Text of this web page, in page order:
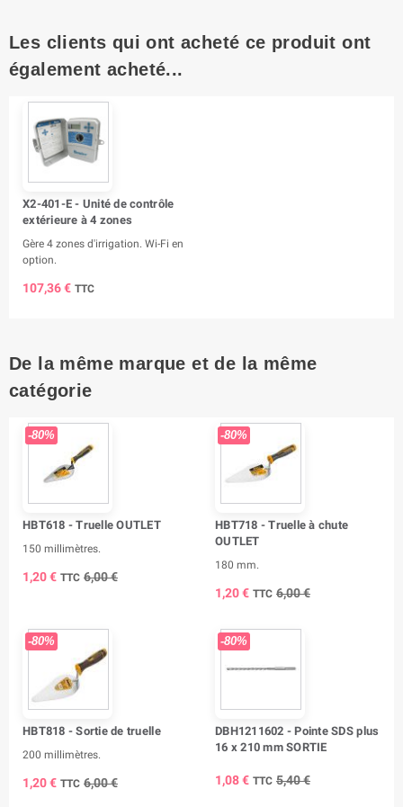
Les clients qui ont acheté ce produit ont
également acheté...
X2-401-E - Unité de contrôle
extérieure à 4 zones
Gère 4 zones d'irrigation. Wi-Fi en
option.
107,36 € TTC
De la même marque et de la même
catégorie
-80%
HBT618 - Truelle OUTLET
150 millimètres.
1,20 € TTC 6,00 €
-80%
HBT718 - Truelle à chute
OUTLET
180 mm.
1,20 € TTC 6,00 €
-80%
HBT818 - Sortie de truelle
200 millimètres.
1,20 € TTC 6,00 €
-80%
DBH1211602 - Pointe SDS plus
16 x 210 mm SORTIE
1,08 € TTC 5,40 €